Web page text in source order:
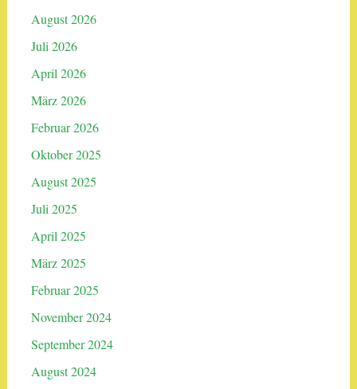
August 2026
Juli 2026
April 2026
März 2026
Februar 2026
Oktober 2025
August 2025
Juli 2025
April 2025
März 2025
Februar 2025
November 2024
September 2024
August 2024